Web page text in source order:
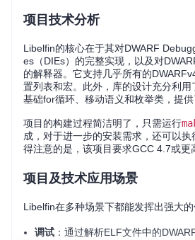
项目技术分析
Libelfin的核心在于其对DWARF
es（DIEs）的完整实现，以及对
的解释器。它支持几乎所有的
置列表和宏。此外，库的设计充分利用
基础for循环、移动语义和枚举类，提供
项目的构建过程简洁明了，只需运行
成，对于进一步的安装需求，还可以执
得注意的是，该项目要求GCC 4.7或更
项目及技术应用场景
Libelfin在多种场景下都能发挥出强大的
调试 ：通过解析ELF文件中的